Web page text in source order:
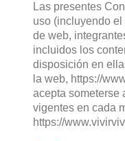
Las presentes
uso (incluyendo
de web,
incluidos los
disposición en
la web, https://
acepta someterse
vigentes en cada
https://